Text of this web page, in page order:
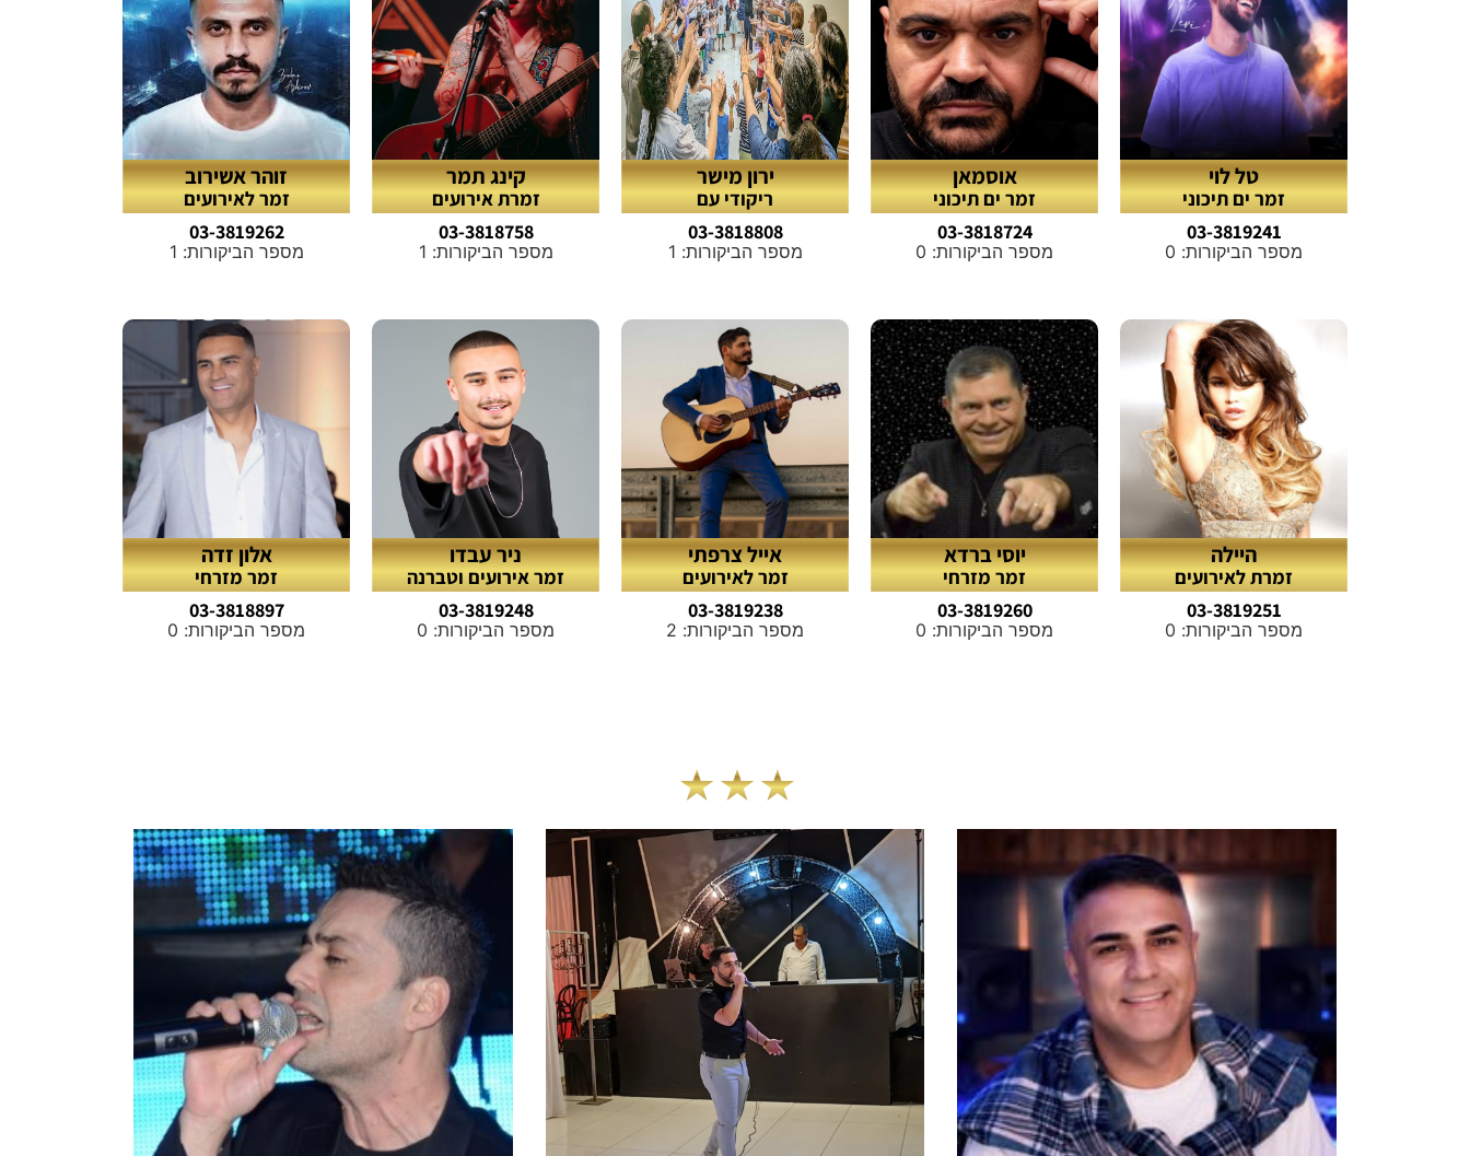
טל לוי
זמר ים תיכוני
03-3819241
מספר הביקורות: 0
אוסמאן
זמר ים תיכוני
03-3818724
מספר הביקורות: 0
ירון מישר
ריקודי עם
03-3818808
מספר הביקורות: 1
קינג תמר
זמרת אירועים
03-3818758
מספר הביקורות: 1
זוהר אשירוב
זמר לאירועים
03-3819262
מספר הביקורות: 1
היילה
זמרת לאירועים
03-3819251
מספר הביקורות: 0
יוסי ברדא
זמר מזרחי
03-3819260
מספר הביקורות: 0
אייל צרפתי
זמר לאירועים
03-3819238
מספר הביקורות: 2
ניר עבדו
זמר אירועים וטברנה
03-3819248
מספר הביקורות: 0
אלון זדה
זמר מזרחי
03-3818897
מספר הביקורות: 0